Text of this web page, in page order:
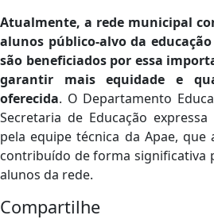
Atualmente, a rede municipal
alunos público-alvo da
são beneficiados por essa
garantir mais equidade e
oferecida. O Departamento
Secretaria de Educação
pela equipe técnica da Apae,
contribuído de forma significativa
alunos da rede.
Compartilhe